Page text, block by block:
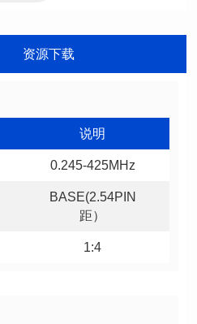
资源下载
说明
0.245-425MHz
距）
1:4